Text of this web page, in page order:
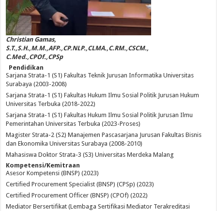
Christian Gamas,
S.T.,S.H.,M.M.,AFP.,CP.NLP.,CLMA.,C.RM.,CSCM.,
C.Med.,CPOf.,CPSp
Pendidikan
Sarjana Strata-1 (S1) Fakultas Teknik Jurusan Informatika Universitas
Surabaya (2003-2008)
Sarjana Strata-1 (S1) Fakultas Hukum Ilmu Sosial Politik Jurusan Hukum
Universitas Terbuka (2018-2022)
Sarjana Strata-1 (S1) Fakultas Hukum Ilmu Sosial Politik Jurusan Ilmu
Pemerintahan Universitas Terbuka (2023-Proses)
Magister Strata-2 (S2) Manajemen Pascasarjana Jurusan Fakultas Bisnis
dan Ekonomika Universitas Surabaya (2008-2010)
Mahasiswa Doktor Strata-3 (S3) Universitas Merdeka Malang
Kompetensi/Kemitraan
Asesor Kompetensi (BNSP) (2023)
Certified Procurement Specialist (BNSP) (CPSp) (2023)
Certified Procurement Officer (BNSP) (CPOf) (2022)
Mediator Bersertifikat (Lembaga Sertifikasi Mediator Terakreditasi